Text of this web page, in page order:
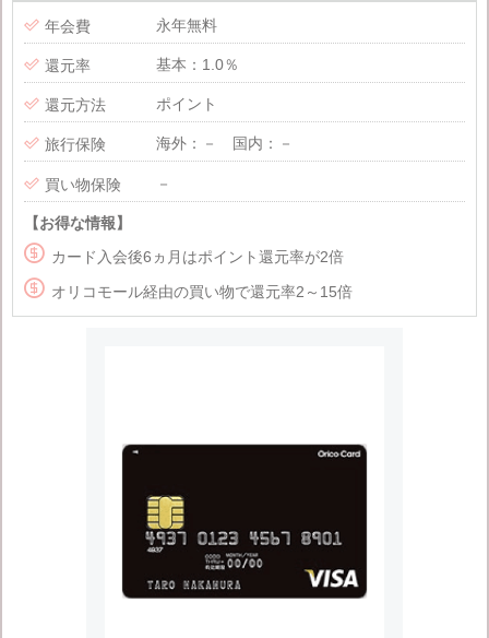
 年会費 永年無料
 還元率 基本：1.0％
 還元方法 ポイント
 旅行保険 海外：－ 国内：－
 買い物保険 －
【お得な情報】
 カード入会後6ヵ月はポイント還元率が2倍
 オリコモール経由の買い物で還元率2～15倍